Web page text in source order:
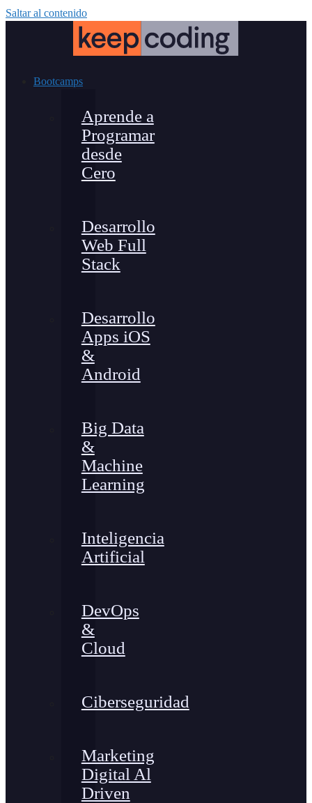
Saltar al contenido
Bootcamps
Aprende a
Programar
desde
Cero
Desarrollo
Web Full
Stack
Desarrollo
Apps iOS
&
Android
Big Data
&
Machine
Learning
Inteligencia
Artificial
DevOps
&
Cloud
Ciberseguridad
Marketing
Digital Al
Driven